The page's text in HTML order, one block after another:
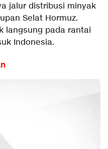
jalur distribusi minyak
Selat Hormuz.
langsung pada rantai
Indonesia.